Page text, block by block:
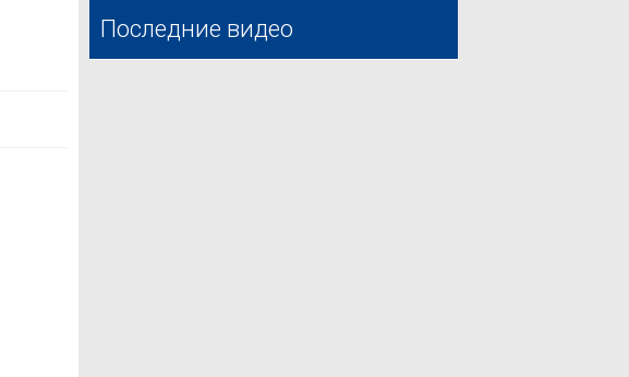
Последние видео